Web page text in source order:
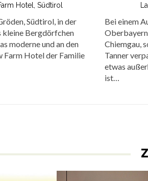
Hotel, Südtirol
Südtirol, in der
kleine Bergdörfchen
moderne und an den
Farm Hotel der Familie
Bei einem
Chiemgau,
Tanner
etwas
ist…